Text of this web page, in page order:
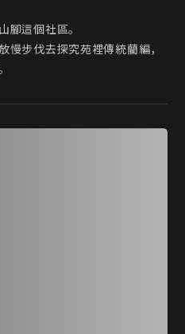
腳這個社區。
慢步伐去探究苑裡傳統藺編，